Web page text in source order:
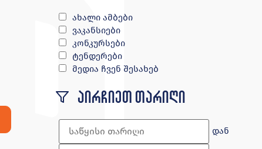
ახალი ამბები
ვაკანსიები
კონკურსები
ტენდერები
მედია ჩვენ შესახებ
აირჩიეთ თარიღი
დან